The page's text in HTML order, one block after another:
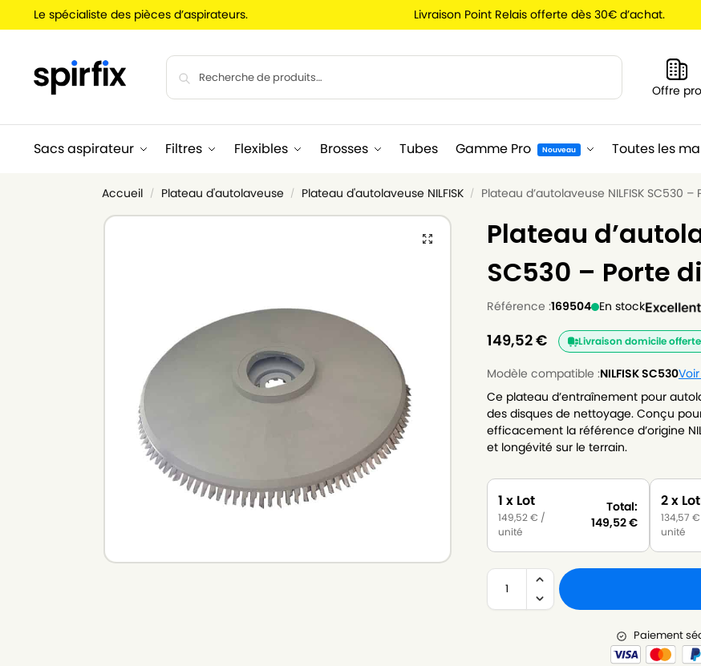
Le spécialiste des pièces d’aspirateurs. Livraison Point Relais offerte dès 30€ d’achat.
Offre pro
Sacs aspirateur Filtres Flexibles Brosses Tubes Gamme Pro Nouveau Toutes les
Accueil / Plateau d'autolaveuse / Plateau d'autolaveuse NILFISK / Plateau d’autolaveuse NILFISK SC530 –
Plateau
SC530 – Porte
Référence :169504 En stock
149,52€ Livraison domicile
Modèle compatible :NILFISK SC530
Ce plateau d’entraînement pour
des disques de nettoyage. Conçu
efficacement la référence d’origine
et longévité sur le terrain.
1 x Lot
149,52€ /
unité
Total:
149,52€
2 x Lot
134,57€
unité
Paiement